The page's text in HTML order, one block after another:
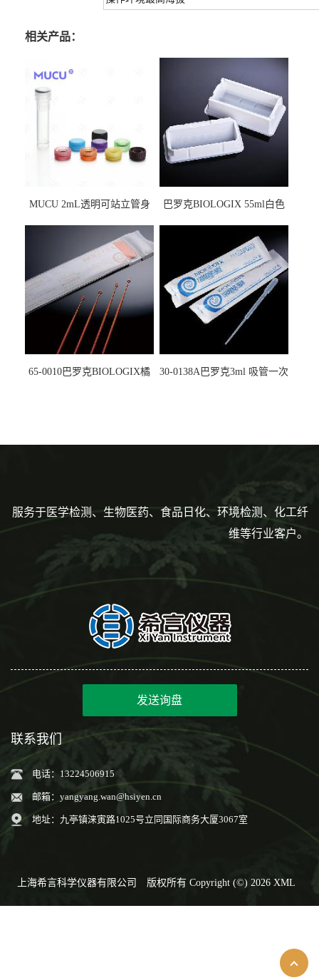
相关产品：
MUCU 2mL透明可站立管身
巴罗克BIOLOGIX 55ml白色
马射线灭菌25-0051
65-0010巴罗克BIOLOGIX橘
30-0138A巴罗克3ml 吸管一次
服务于医学检测、生物医药、食品日化、环境检测、化工纤
维等行业客户。
发送询盘
联系我们
电话：13224506915
邮箱： yangyang.wan@hsiyen.cn
地址：九亭镇涞寅路1025号立同国际商务大厦3067室
上海希言科学仪器有限公司 版权所有 Copyright (©) 2026 XML